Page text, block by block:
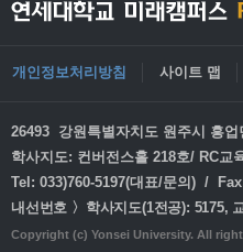
개인정보처리방침 사이트 맵
26493 강원특별자치도 원주시 흥업
학사지도: 컨버전스홀 218호/ RC교
Tel: 033)760-5197(대표/문의) /
내선번호 〉학사지도(1전공): 5175,
Copyright (c) Yonsei University. All